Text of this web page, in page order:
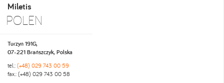
Miletis
POLEN
Turzyn 191G,
07-221 Brańszczyk, Polska
tel.: (+48) 029 743 00 59
fax.: (+48) 029 743 00 58